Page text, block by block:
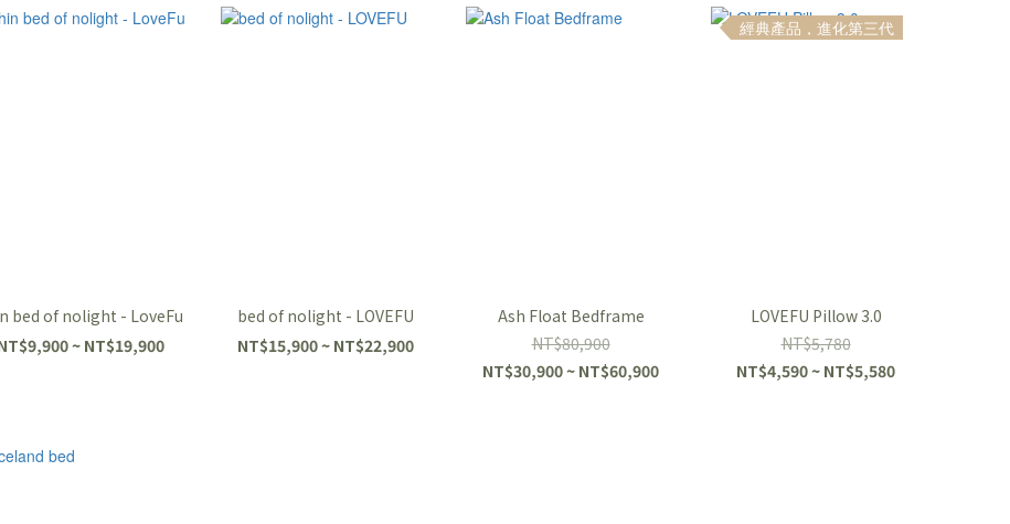
bed of nolight - LoveFu
~ NT$19,900
bed of nolight - LOVEFU
NT$15,900 ~ NT$22,900
Ash Float Bedframe
NT$80,900
NT$30,900 ~ NT$60,900
經典產品，進化第三代
LOVEFU Pillow 3.0
NT$5,780
NT$4,590 ~ NT$5,580